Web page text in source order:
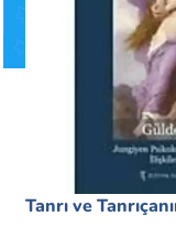
Tanrı ve